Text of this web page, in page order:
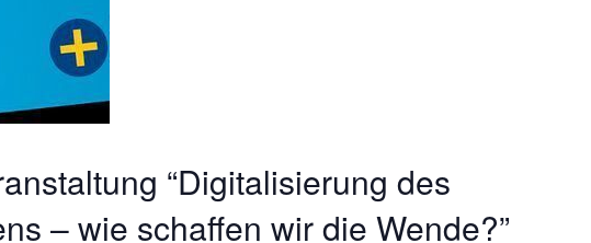
“Digitalisierung des
– wie schaffen wir die Wende?”